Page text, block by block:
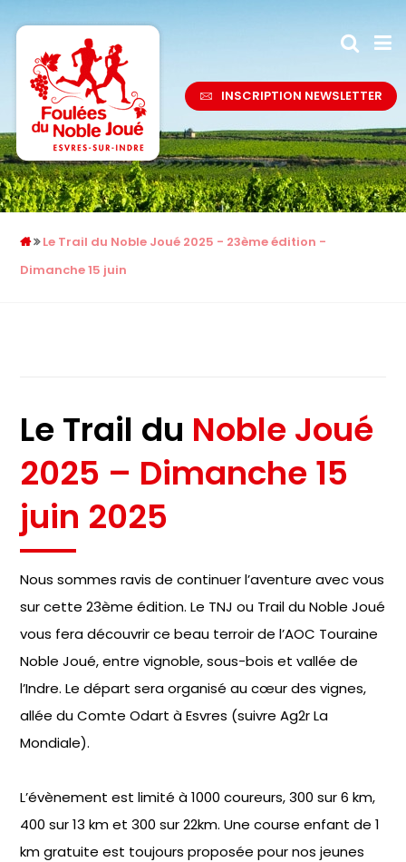
INSCRIPTION NEWSLETTER
Le Trail du Noble Joué 2025 - 23ème édition -
Dimanche 15 juin
Le Trail du Noble Joué
2025 – Dimanche 15
juin 2025
Nous sommes ravis de continuer l’aventure avec vous
sur cette 23ème édition. Le TNJ ou Trail du Noble Joué
vous fera découvrir ce beau terroir de l’AOC Touraine
Noble Joué, entre vignoble, sous-bois et vallée de
l’Indre. Le départ sera organisé au cœur des vignes,
allée du Comte Odart à Esvres (suivre Ag2r La
Mondiale).
L’évènement est limité à 1000 coureurs, 300 sur 6 km,
400 sur 13 km et 300 sur 22km. Une course enfant de 1
km gratuite est toujours proposée pour nos jeunes